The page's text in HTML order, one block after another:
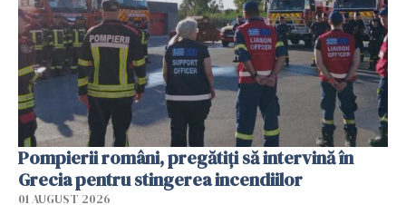
Pompierii români, pregătiţi să intervină în
Grecia pentru stingerea incendiilor
01 AUGUST 2026